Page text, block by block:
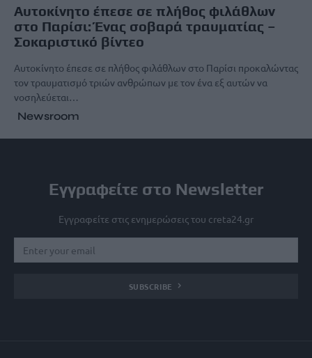
Αυτοκίνητο έπεσε σε πλήθος φιλάθλων
στο Παρίσι: Ένας σοβαρά τραυματίας –
Σοκαριστικό βίντεο
Αυτοκίνητο έπεσε σε πλήθος φιλάθλων στο Παρίσι προκαλώντας
τον τραυματισμό τριών ανθρώπων με τον ένα εξ αυτών να
νοσηλεύεται…
Newsroom
Εγγραφείτε στο Newsletter
Εγγραφείτε στις ενημερώσεις του creta24.gr
SUBSCRIBE